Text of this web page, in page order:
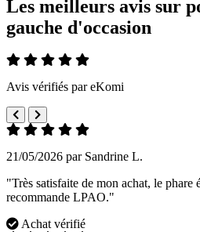
Les meilleurs avis sur
gauche d'occasion
Avis vérifiés par eKomi
21/05/2026 par Sandrine L.
"Très satisfaite de mon achat, le phare
recommande LPAO."
Achat vérifié